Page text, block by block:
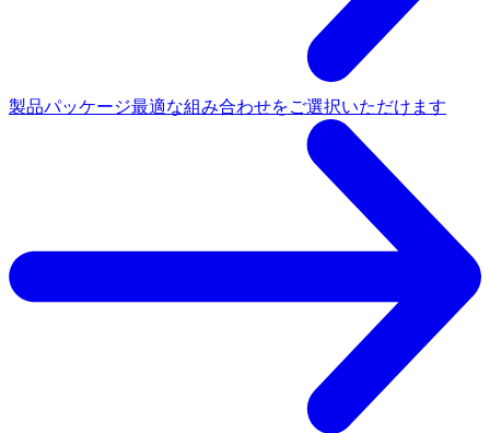
製品パッケージ最適な組み合わせをご選択いただけます